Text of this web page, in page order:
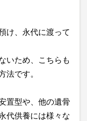
け、永代に渡って
いため、こちらも
法です。
置型や、他の遺骨
代供養には様々な